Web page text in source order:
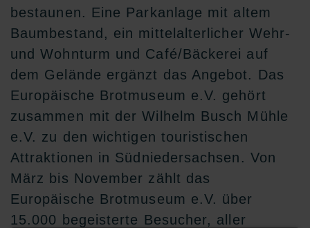
bestaunen. Eine Parkanlage mit altem
Baumbestand, ein mittelalterlicher Wehr-
und Wohnturm und Café/Bäckerei auf
dem Gelände ergänzt das Angebot. Das
Europäische Brotmuseum e.V. gehört
zusammen mit der Wilhelm Busch Mühle
e.V. zu den wichtigen touristischen
Attraktionen in Südniedersachsen. Von
März bis November zählt das
Europäische Brotmuseum e.V. über
15.000 begeisterte Besucher, aller